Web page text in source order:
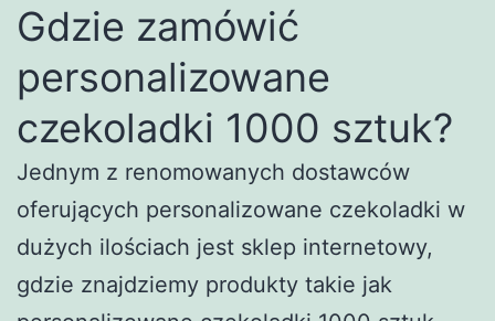
Gdzie zamówić
personalizowane
czekoladki 1000 sztuk?
Jednym z renomowanych dostawców
oferujących personalizowane czekoladki w
dużych ilościach jest sklep internetowy,
gdzie znajdziemy produkty takie jak